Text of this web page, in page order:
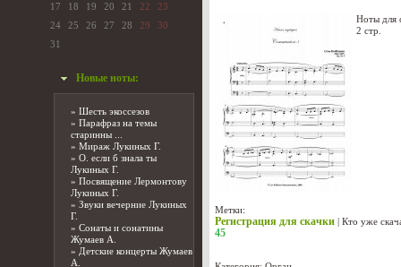
17
18 19 20 21 22
23
24
25 26 27 28 29
30
31
Новые ноты:
» Шесть экоссезов
» Парафраз на темы
старинны ...
» Мираж Лукиных Г.
» О. если б знала ты
Лукиных Г.
» Посвящение Лермонтову
Лукиных Г.
» Звуки вечерние Лукиных
Г.
» Сонаты и сонатины
Жумаев А.
» Детские концерты Жумаев
А.
Ноты для
2 стр.
Метки:
Регистрация для скачки | Кто уже
45